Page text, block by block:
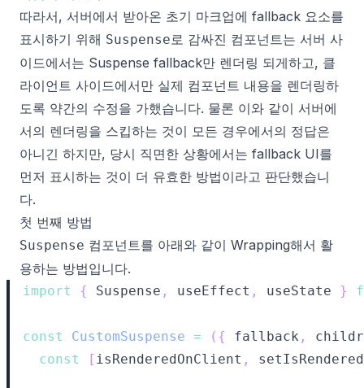
따라서, 서버에서 받아온 초기 마크업에 fallback 요소를
표시하기 위해 Suspense로 감싸진 컴포넌트는 서버 사
이드에서는 Suspense fallback만 렌더링 되게하고, 클
라이언트 사이드에서만 실제 컴포넌트 내용을 렌더링하
도록 약간의 수정을 가했습니다. 물론 이와 같이 서버에
서의 렌더링을 스킵하는 것이 모든 경우에서의 정답은
아니긴 하지만, 당시 직면한 상황에서는 fallback UI를
먼저 표시하는 것이 더 유효한 방법이라고 판단했습니
다.
첫 번째 방법
Suspense 컴포넌트를 아래와 같이 Wrapping해서 활
용하는 방법입니다.
import { Suspense , useEffect , useState }
const CustomSuspense = ( { fallback ,
const
[ isRenderedOnClient ,